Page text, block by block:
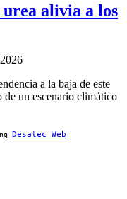
alivia a los
a la baja de este
un escenario climático
Desatec Web